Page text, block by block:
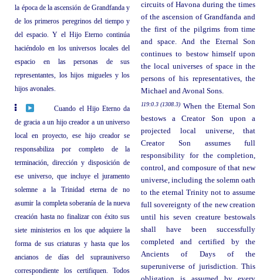
la época de la ascensión de Grandfanda y
de los primeros peregrinos del tiempo y
del espacio. Y el Hijo Eterno continúa
haciéndolo en los universos locales del
espacio en las personas de sus
representantes, los hijos migueles y los
hijos avonales.
circuits of Havona during the times
of the ascension of Grandfanda and
the first of the pilgrims from time
and space. And the Eternal Son
continues to bestow himself upon
the local universes of space in the
persons of his representatives, the
Michael and Avonal Sons.
Cuando el Hijo Eterno da
de gracia a un hijo creador a un universo
local en proyecto, ese hijo creador se
responsabiliza por completo de la
terminación, dirección y disposición de
ese universo, que incluye el juramento
solemne a la Trinidad eterna de no
asumir la completa soberanía de la nueva
creación hasta no finalizar con éxito sus
siete ministerios en los que adquiere la
forma de sus criaturas y hasta que los
ancianos de días del suprauniverso
correspondiente los certifiquen. Todos
119:0.3 (1308.3) When the Eternal Son
bestows a Creator Son upon a
projected local universe, that
Creator Son assumes full
responsibility for the completion,
control, and composure of that new
universe, including the solemn oath
to the eternal Trinity not to assume
full sovereignty of the new creation
until his seven creature bestowals
shall have been successfully
completed and certified by the
Ancients of Days of the
superuniverse of jurisdiction. This